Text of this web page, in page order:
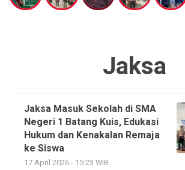
Jaksa
Jaksa Masuk Sekolah di SMA
Negeri 1 Batang Kuis, Edukasi
Hukum dan Kenakalan Remaja
ke Siswa
17 April 2026 - 15:23 WIB